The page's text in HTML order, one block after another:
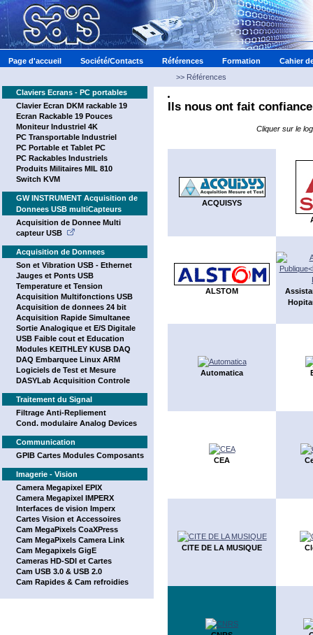
Page d'accueil Société/Contacts Références Formation
Cahier
>> Références
Claviers Ecrans - PC portables
Clavier Ecran DKM rackable 19
Ecran Rackable 19 Pouces
Moniteur Industriel 4K
PC Transportable Industriel
PC Portable et Tablet PC
PC Rackables Industriels
Produits Militaires MIL 810
Switch KVM
GW INSTRUMENT Acquisition de
Donnees USB multiCapteurs
Acquisition de Donnee Multi
capteur USB
Acquisition de Donnees
Son et Vibration USB - Ethernet
Jauges et Ponts USB
Temperature et Tension
Acquisition Multifonctions USB
Acquisition de donnees 24 bit
Acquisition Rapide Simultanee
Sortie Analogique et E/S Digitale
USB Faible cout et Education
Modules KEITHLEY KUSB DAQ
DAQ Embarquee Linux ARM
Logiciels de Test et Mesure
DASYLab Acquisition Controle
Traitement du Signal
Filtrage Anti-Repliement
Cond. modulaire Analog Devices
Communication
GPIB Cartes Modules Composants
Imagerie - Vision
Camera Megapixel EPIX
Camera Megapixel IMPERX
Interfaces de vision Imperx
Cartes Vision et Accessoires
Cam MegaPixels CoaXPress
Cam MegaPixels Camera Link
Cam Megapixels GigE
Cameras HD-SDI et Cartes
Cam USB 3.0 & USB 2.0
Cam Rapides & Cam refroidies
Ils nous ont fait confiance
Cliquer sur le
ACQUISYS
ALSTOM
Automatica
CEA
CITE DE LA MUSIQUE